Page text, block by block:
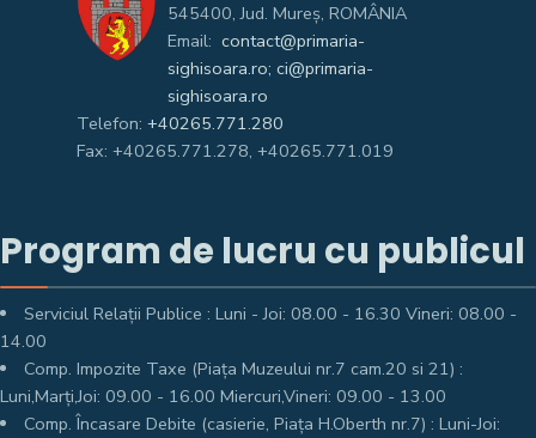
545400, Jud. Mureş, ROMÂNIA
Email: contact@primaria-
sighisoara.ro; ci@primaria-
sighisoara.ro
Telefon: +40265.771.280
Fax: +40265.771.278, +40265.771.019
Program de lucru cu publicul
Serviciul Relații Publice : Luni - Joi: 08.00 - 16.30 Vineri: 08.00 -
14.00
Comp. Impozite Taxe (Piața Muzeului nr.7 cam.20 si 21) :
Luni,Marți,Joi: 09.00 - 16.00 Miercuri,Vineri: 09.00 - 13.00
Comp. Încasare Debite (casierie, Piața H.Oberth nr.7) : Luni-Joi: